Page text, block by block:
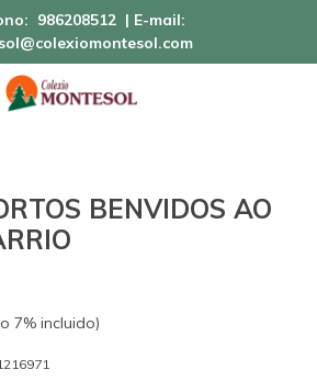
986208512 | E-mail:
BENVIDOS AO
7% incluido)